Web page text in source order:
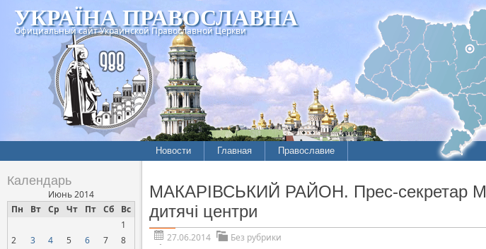
УКРАЇНА ПРАВОСЛАВНА
Официальный сайт Украинской Православной Церкви
Новости Главная Православие
Календарь
Июнь 2014
Пн
Вт Ср Чт Пт Сб Вс
1
2
3 4 5 6 7
8
МАКАРІВСЬКИЙ РАЙОН. Прес-секретар
дитячі центри
27.06.2014
Без рубрики